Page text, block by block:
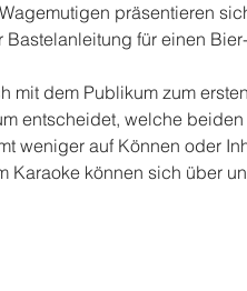
präsentieren
für einen
mit dem Publikum zum
entscheidet, welche
weniger auf Können oder
Karaoke können sich über